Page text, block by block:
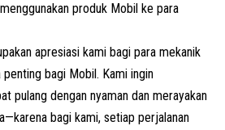
produk Mobil ke para
apresiasi kami bagi para mekanik
bagi Mobil. Kami ingin
pulang dengan nyaman dan merayakan
bagi kami, setiap perjalanan